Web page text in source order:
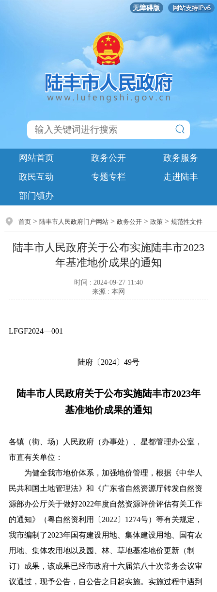
无障碍版
网站首页 政务公开
政务服务
政民互动
专题专栏
走进陆丰
部门镇办
首页> 陆丰市人民政府门户网站> 政务公开> 政策> 规范性文件
陆丰市人民政府关于公布实施陆丰市2023
年基准地价成果的通知
时间 : 2024-09-27 11:40
来源 : 本网
LFGF2024—001
陆府〔2024〕49号
陆丰市人民政府关于公布实施陆丰市2023年
基准地价成果的通知
各镇（街、场）人民政府（办事处）、星都管理办公室，
市直有关单位：
为健全我市地价体系，加强地价管理，根据《中华人
民共和国土地管理法》和《广东省自然资源厅转发自然资
源部办公厅关于做好2022年度自然资源评价评估有关工作
的通知》（粤自然资利用〔2022〕1274号）等有关规定，
我市编制了2023年国有建设用地、集体建设用地、国有农
用地、集体农用地以及园、林、草地基准地价更新（制
订）成果，该成果已经市政府十六届第八十次常务会议审
议通过，现予公告，自公告之日起实施。实施过程中遇到